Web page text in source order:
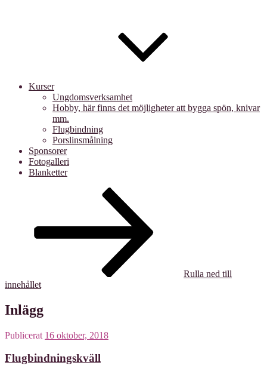
Kurser
Ungdomsverksamhet
Hobby, här finns det möjligheter att bygga spön, knivar
mm.
Flugbindning
Porslinsmålning
Sponsorer
Fotogalleri
Blanketter
Rulla ned till
innehållet
Inlägg
Publicerat 16 oktober, 2018
Flugbindningskväll